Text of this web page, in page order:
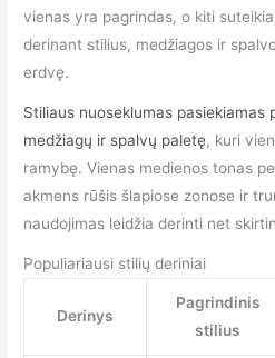
vienas yra pagrindas, o kiti
derinant stilius, medžiagos ir
erdvę.
Stiliaus nuoseklumas pasiekiamas
medžiagų ir spalvų paletę, kuri
ramybę. Vienas medienos tonas
akmens rūšis šlapiose zonose ir
naudojimas leidžia derinti net
Populiariausi stilių deriniai
Derinys
Pagrindinis
stilius